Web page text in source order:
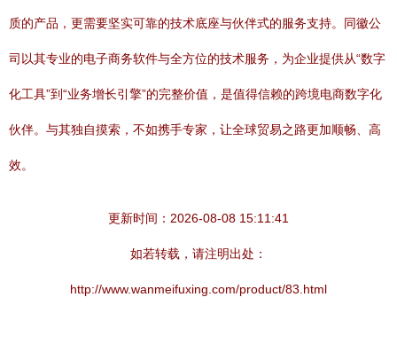
质的产品，更需要坚实可靠的技术底座与伙伴式的服务支持。同徽公
司以其专业的电子商务软件与全方位的技术服务，为企业提供从“数字
化工具”到“业务增长引擎”的完整价值，是值得信赖的跨境电商数字化
伙伴。与其独自摸索，不如携手专家，让全球贸易之路更加顺畅、高
效。
更新时间：2026-08-08 15:11:41
如若转载，请注明出处：
http://www.wanmeifuxing.com/product/83.html